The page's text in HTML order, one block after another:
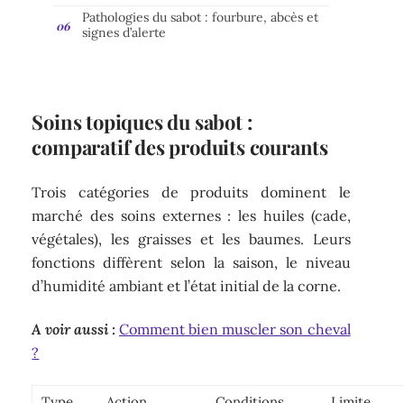
Pathologies du sabot : fourbure, abcès et
signes d’alerte
Soins topiques du sabot :
comparatif des produits courants
Trois catégories de produits dominent le
marché des soins externes : les huiles (cade,
végétales), les graisses et les baumes. Leurs
fonctions diffèrent selon la saison, le niveau
d’humidité ambiant et l’état initial de la corne.
A voir aussi : Comment bien muscler son cheval
?